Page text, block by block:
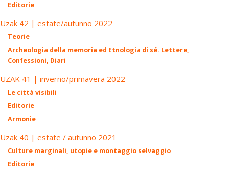
Editorie
Uzak 42 | estate/autunno 2022
Teorie
Archeologia della memoria ed Etnologia di sé. Lettere,
Confessioni, Diari
UZAK 41 | inverno/primavera 2022
Le città visibili
Editorie
Armonie
Uzak 40 | estate / autunno 2021
Culture marginali, utopie e montaggio selvaggio
Editorie